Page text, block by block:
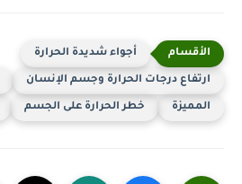
أجواء شديدة الحرارة
ارتفاع درجات الحرارة وجسم الإنسان
المميزة خطر الحرارة على الجسم